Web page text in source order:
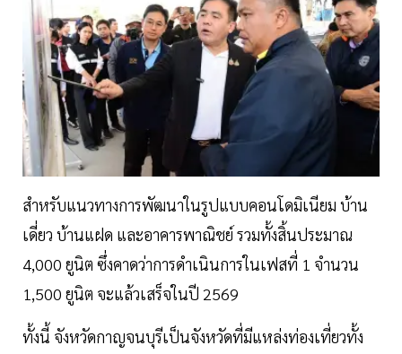
สำหรับแนวทางการพัฒนาในรูปแบบคอนโดมิเนียม บ้าน
เดี่ยว บ้านแฝด และอาคารพาณิชย์ รวมทั้งสิ้นประมาณ
4,000 ยูนิต ซึ่งคาดว่าการดำเนินการในเฟสที่ 1 จำนวน
1,500 ยูนิต จะแล้วเสร็จในปี 2569
ทั้งนี้ จังหวัดกาญจนบุรีเป็นจังหวัดที่มีแหล่งท่องเที่ยวทั้ง